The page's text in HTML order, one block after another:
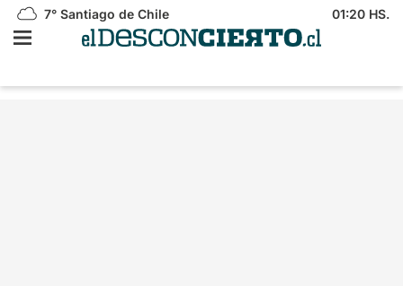
7° Santiago de Chile 01:20 HS.